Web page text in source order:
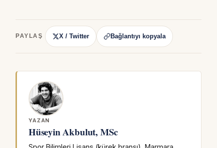
PAYLAŞ X / Twitter Bağlantıyı kopyala
YAZAN
Hüseyin Akbulut, MSc